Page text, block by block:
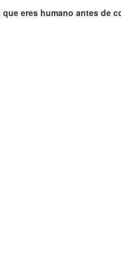
eres humano antes de